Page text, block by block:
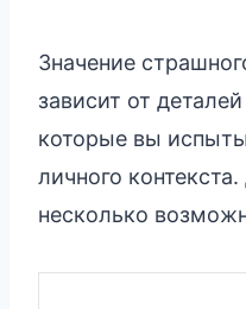
Значение
зависит от
которые вы
личного
несколько